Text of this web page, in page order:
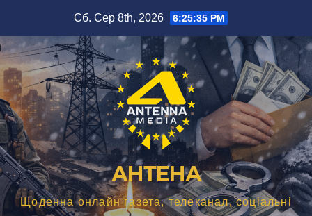
вмісту
Сб. Сер 8th, 2026 6:25:36 PM
АНТЕНА
Щоденна онлайн газета, телеканал, соціальні